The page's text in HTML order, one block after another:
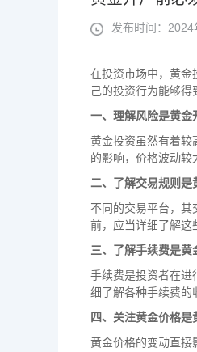
发布时间：
在投资市场中，黄金
己的投资行为能够
一、理解风险是黄金
黄金投资虽然有着较
的影响，价格波动较
二、了解交易规则是
不同的交易平台，其
前，应当详细了解这
三、了解手续费是黄
手续费是投资者在进
细了解各种手续费的
四、关注黄金价格是
黄金价格的变动直接